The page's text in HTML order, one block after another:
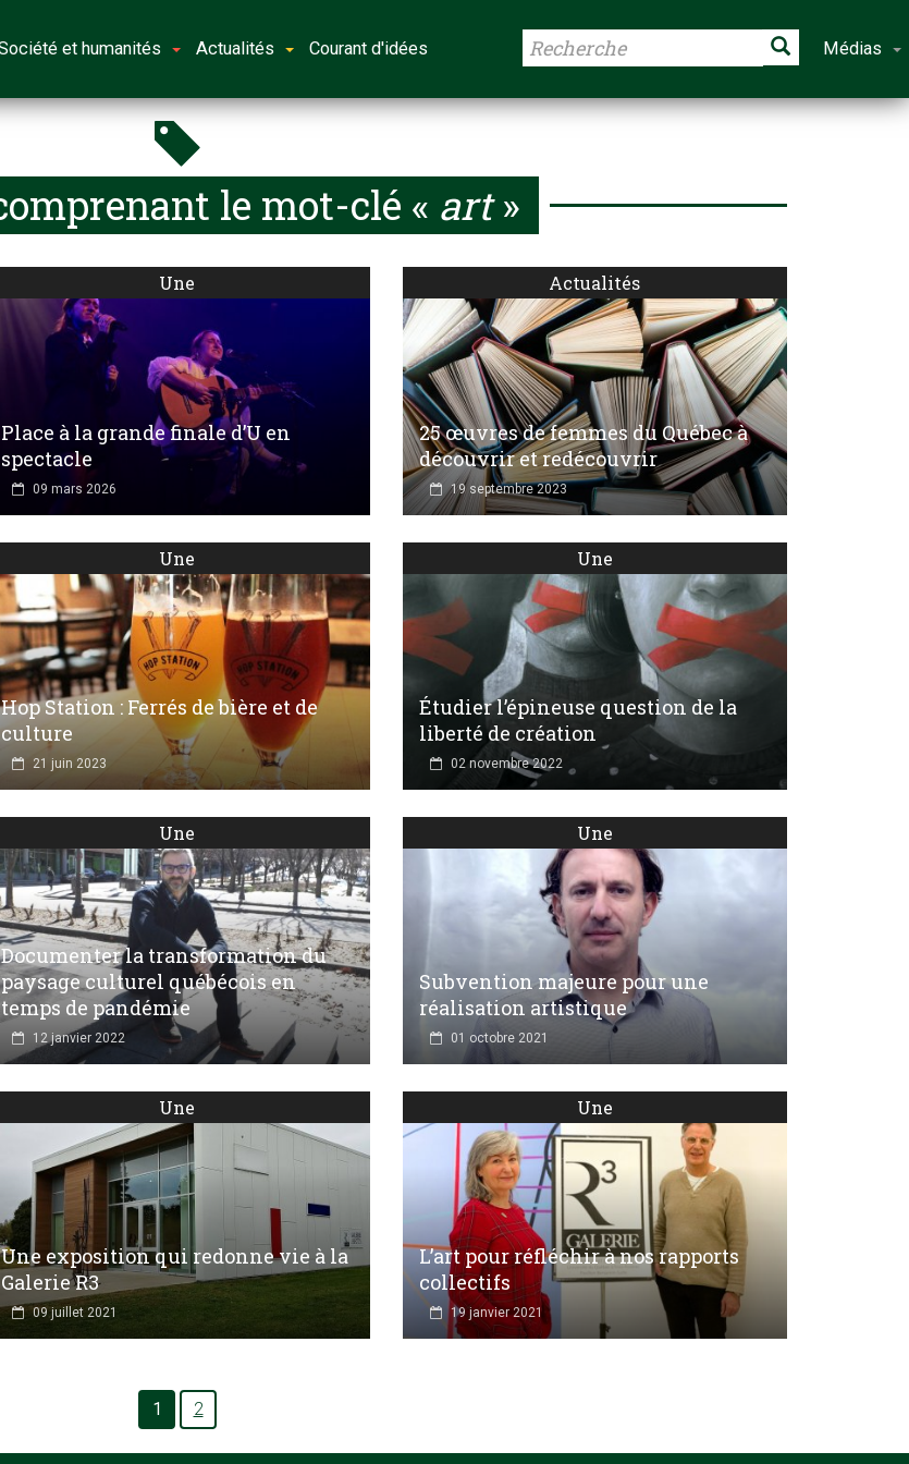
et humanités Actualités Courant d'idées Médias
le mot-clé « art»
Une
Place à la grande finale d’U en
spectacle
09 mars 2026
Actualités
25 œuvres de femmes du Québec à
découvrir et redécouvrir
19 septembre 2023
Une
Hop Station : Ferrés de bière et de
culture
21 juin 2023
Une
Étudier l’épineuse question de la
liberté de création
02 novembre 2022
Une
Documenter la transformation du
paysage culturel québécois en
temps de pandémie
12 janvier 2022
Une
Subvention majeure pour une
réalisation artistique
01 octobre 2021
Une
Une exposition qui redonne vie à la
Galerie R3
09 juillet 2021
Une
L’art pour réfléchir à nos rapports
collectifs
19 janvier 2021
1 2